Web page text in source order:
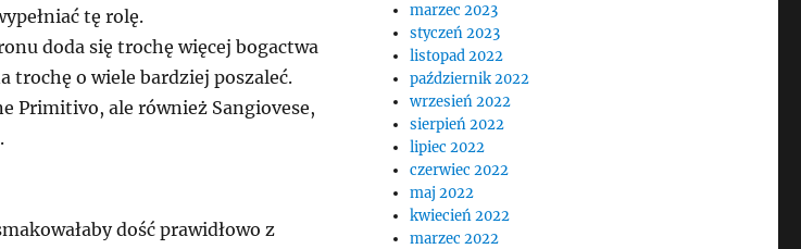
tę rolę.
doda się trochę więcej bogactwa
trochę o wiele bardziej poszaleć.
Primitivo, ale również Sangiovese,
dość prawidłowo z
marzec 2023
styczeń 2023
listopad 2022
październik 2022
wrzesień 2022
sierpień 2022
lipiec 2022
czerwiec 2022
maj 2022
kwiecień 2022
marzec 2022